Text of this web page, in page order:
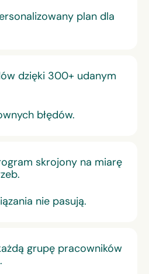
plan dla
błędów.
dzięki 300+ udanym
nie pasują.
skrojony na miarę
grupę pracowników